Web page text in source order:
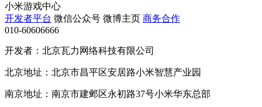
小米游戏中心
开发者平台 微信公众号 微博主页 商务合作
010-60606666
开发者：北京瓦力网络科技有限公司
北京地址：北京市昌平区安居路小米智慧产业园
南京地址：南京市建邺区永初路37号小米华东总部